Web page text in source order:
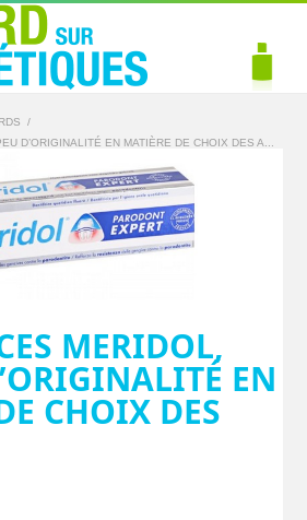
/
D’ORIGINALITÉ EN MATIÈRE DE CHOIX DES A...
MERIDOL,
EN
CHOIX DES